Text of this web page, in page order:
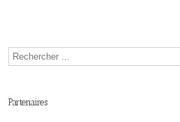
Partenaires